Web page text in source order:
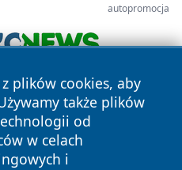
autopromocja
plików cookies, aby
także plików
od
w celach
i